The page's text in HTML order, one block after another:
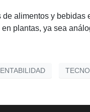
alimentos y
plantas, ya sea